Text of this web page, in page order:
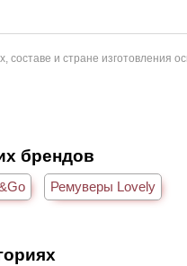
и стране изготовления
брендов
Ремуверы Lovely